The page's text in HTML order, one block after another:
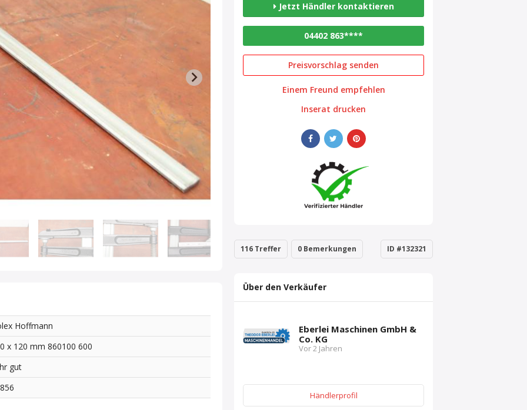
Hoffmann
x 120 mm 860100 600
gut
Jetzt Händler kontaktieren
04402 863****
Preisvorschlag senden
Einem Freund empfehlen
Inserat drucken
116 Treffer 0 Bemerkungen ID #132321
Über den Verkäufer
Eberlei Maschinen GmbH &
Co. KG
Vor 2 Jahren
Händlerprofil